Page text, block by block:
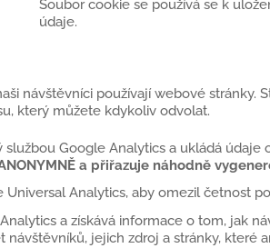
Soubor cookie se používá se k
údaje.
návštěvníci používají webové
který můžete kdykoliv odvolat.
Google Analytics a ukládá
a přiřazuje náhodně
Analytics, aby omezil četnost
a získává informace o tom, jak
návštěvníků, jejich zdroj a stránky, které